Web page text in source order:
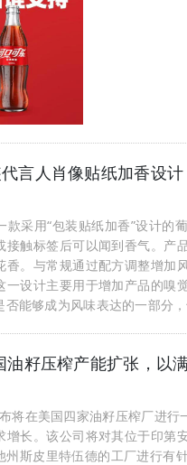
言人肖像贴纸加香设计
款采用“包装贴纸加香”设计的
接触标签后可以闻到香气。产
香。与常规通过配方调整增加
一设计主要用于增加产品的嗅
能够成为风味表达的一部分
籽压榨产能扩张，以
将在美国四家油籽压榨厂进
增长。该公司将对其位于印第
州斯皮里特伍德的工厂进行有